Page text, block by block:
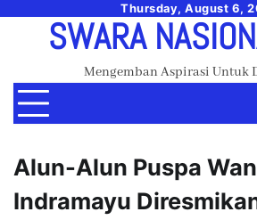
Thursday, August 6,
SWARA
Mengemban Aspirasi Untuk
Alun-Alun Puspa
Indramayu